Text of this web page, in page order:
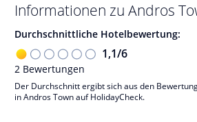
Informationen zu Andros
Durchschnittliche Hotelbewertung:
1,1/6
2 Bewertungen
Der Durchschnitt ergibt sich aus den
in Andros Town auf HolidayCheck.